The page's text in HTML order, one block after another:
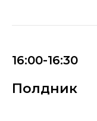
16:00-16:30
Полдник